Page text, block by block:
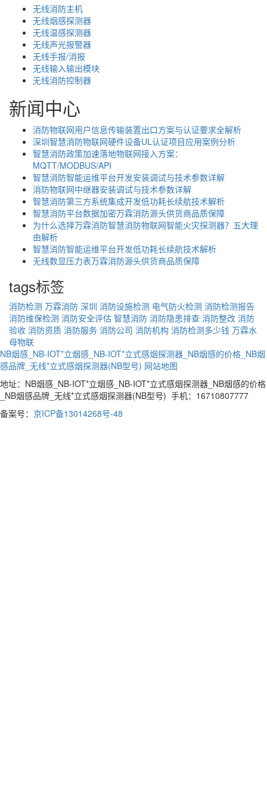
无线消防主机
无线烟感探测器
无线温感探测器
无线声光报警器
无线手报/消报
无线输入输出模块
无线消防控制器
新闻中心
消防物联网用户信息传输装置出口方案与认证要求全解析
深圳智慧消防物联网硬件设备UL认证项目应用案例分析
智慧消防政策加速落地物联网接入方案：
MQTT/MODBUS/API
智慧消防智能运维平台开发安装调试与技术参数详解
消防物联网中继器安装调试与技术参数详解
智慧消防第三方系统集成开发低功耗长续航技术解析
智慧消防平台数据加密万霖消防源头供货商品质保障
为什么选择万霖消防智慧消防物联网智能火灾探测器？五大理
由解析
智慧消防智能运维平台开发低功耗长续航技术解析
无线数显压力表万霖消防源头供货商品质保障
tags标签
消防检测 万霖消防 深圳 消防设施检测 电气防火检测 消防检测报告
消防维保检测 消防安全评估 智慧消防 消防隐患排查 消防整改 消防
验收 消防资质 消防服务 消防公司 消防机构 消防检测多少钱 万霖水
母物联
NB烟感_NB-IOT*立烟感_NB-IOT*立式感烟探测器_NB烟感的价格_NB烟
感品牌_无线*立式感烟探测器(NB型号) 网站地图
地址：NB烟感_NB-IOT*立烟感_NB-IOT*立式感烟探测器_NB烟感的价格
_NB烟感品牌_无线*立式感烟探测器(NB型号) 手机：16710807777
备案号： 京ICP备13014268号-48